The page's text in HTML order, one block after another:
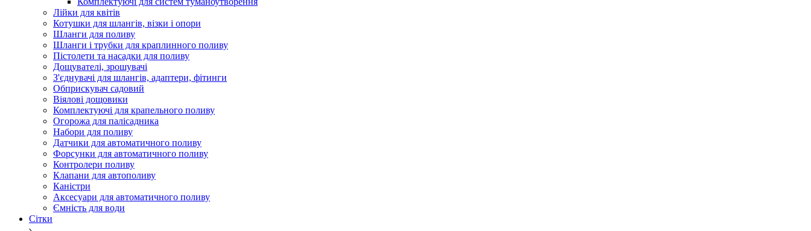
Лійки для квітів
Котушки для шлангів, візки і опори
Шланги для поливу
Шланги і трубки для краплинного поливу
Пістолети та насадки для поливу
Дощувателі, зрошувачі
З'єднувачі для шлангів, адаптери, фітинги
Обприскувач садовий
Віялові дощовики
Комплектуючі для крапельного поливу
Огорожа для палісадника
Набори для поливу
Датчики для автоматичного поливу
Форсунки для автоматичного поливу
Контролери поливу
Клапани для автополиву
Каністри
Аксесуари для автоматичного поливу
Ємність для води
Сітки